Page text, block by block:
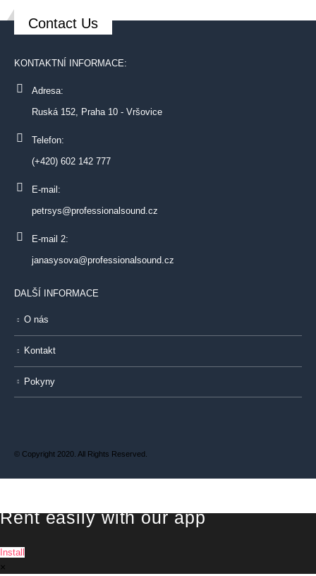
Contact Us
KONTAKTNÍ INFORMACE:
Adresa:
Ruská 152, Praha 10 - Vršovice
Telefon:
(+420) 602 142 777
E-mail:
petrsys@professionalsound.cz
E-mail 2:
janasysova@professionalsound.cz
DALŠÍ INFORMACE
O nás
Kontakt
Pokyny
© Copyright 2020. All Rights Reserved.
Rent easily with our app
Install
×